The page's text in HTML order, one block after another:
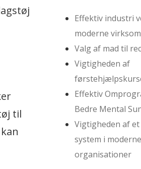
til
Effektiv industri
moderne
Valg af mad til
Vigtigheden af
Effektiv
Bedre Mental
Vigtigheden af
system i moderne
organisationer